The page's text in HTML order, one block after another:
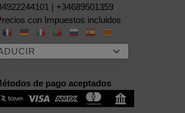
| +34689501359
con Impuestos incluidos
de pago aceptados